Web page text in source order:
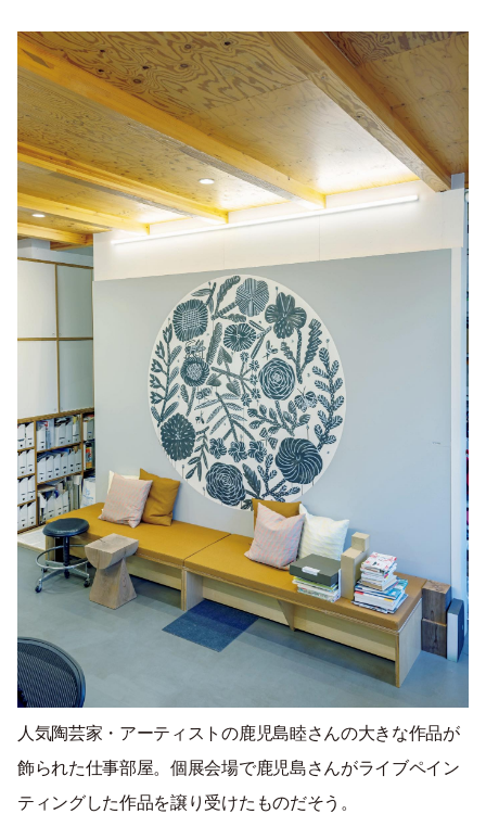
人気陶芸家・アーティストの鹿児島睦さんの大きな作品が
飾られた仕事部屋。個展会場で鹿児島さんがライブペイン
ティングした作品を譲り受けたものだそう。